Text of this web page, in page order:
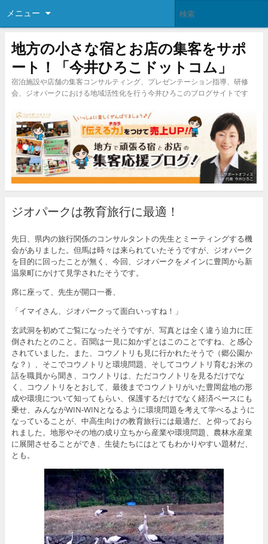
メニュー
地方の小さな宿とお店の集客をサポ
ート！「今井ひろこドットコム」
宿泊施設や店舗の集客コンサルティング、プレゼンテーション指導、研修
会、ジオパークにおける地域活性化を行う今井ひろこのブログサイトです
ジオパークは教育旅行に最適！
先日、県内の旅行関係のコンサルタントの先生とミーティングする機
会がありました。但馬は時々は来られていたそうですが、ジオパーク
を目的に回ったことが無く、今回、ジオパークをメインに豊岡から新
温泉町にかけて見学されたそうです。
席に座って、先生が開口一番、
「イマイさん、ジオパークって面白いっすね！」
玄武洞を初めてご覧になったそうですが、写真とは全く違う迫力に圧
倒されたとのこと。百聞は一見に如かずとはこのことですね、と感心
されていました。また、コウノトリも見に行かれたそうで（郷公園か
な？）、そこでコウノトリと環境問題、そしてコウノトリ育むお米の
話を職員から聞き、コウノトリは、ただコウノトリを見るだけでな
く、コウノトリをとおして、最後までコウノトリがいた豊岡盆地の形
成や環境について知ってもらい、保護するだけでなく経済ベースにも
乗せ、みんながWIN-WINとなるように環境問題を考えて学べるように
なっていることが、中高生向けの教育旅行には最適だ、と仰っておら
れました。地形やその地の成り立ちから産業や環境問題、農林水産業
に展開させることができ、生徒たちにはとてもわかりやすい題材だ、
とも。